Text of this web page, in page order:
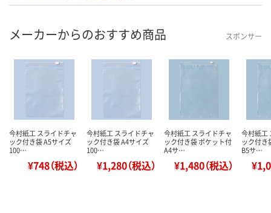
メーカーからのおすすめ商品 スポンサー
今村紙工 スライドチャ
ック付き袋 A5サイズ
100…
¥748（税込）
今村紙工 スライドチャ
ック付き袋 A4サイズ
100…
¥1,280（税込）
今村紙工 スライドチャ
ック付き袋 ポケット付
A4サ…
¥1,480（税込）
今村紙工
ック付き
B5サ…